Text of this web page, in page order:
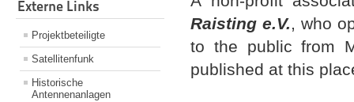
Externe Links
Projektbeteiligte
Satellitenfunk
Historische
Antennenanlagen
Raisting e.V., who
to the public from
published at this